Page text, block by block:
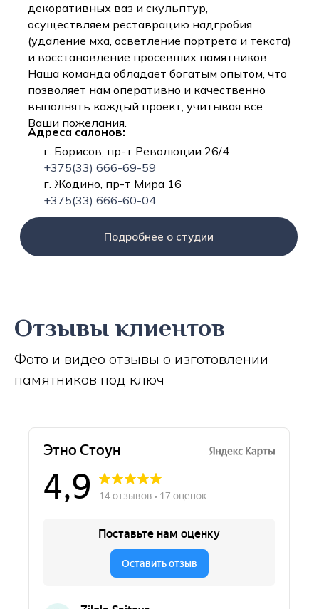
декоративных ваз и скульптур,
осуществляем реставрацию надгробия
(удаление мха, осветление портрета и текста)
и восстановление просевших памятников.
Наша команда обладает богатым опытом, что
позволяет нам оперативно и качественно
выполнять каждый проект, учитывая все
Ваши пожелания.
Адреса салонов:
г. Борисов, пр-т Революции 26/4
+375(33) 666-69-59
г. Жодино, пр-т Мира 16
+375(33) 666-60-04
Подробнее о студии
Отзывы клиентов
Фото и видео отзывы о изготовлении
памятников под ключ